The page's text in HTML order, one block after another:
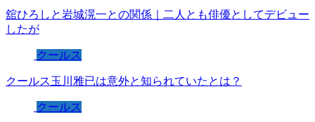
舘ひろしと岩城滉一との関係｜二人とも俳優としてデビュー
したが
クールス
クールス玉川雅已は意外と知られていたとは？
クールス